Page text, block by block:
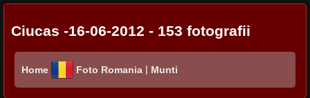
Ciucas -16-06-2012 - 153 fotografii
Home Foto Romania | Munti